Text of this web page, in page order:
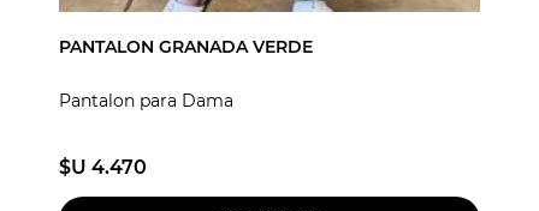
PANTALON GRANADA VERDE
Pantalon para Dama
$U 4.470